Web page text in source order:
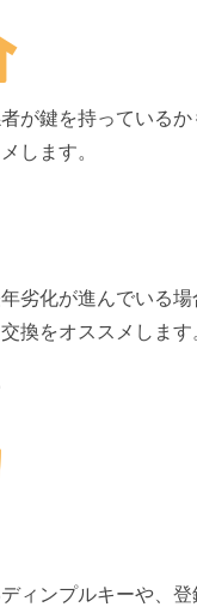
が鍵を持っている
します。
劣化が進んでいる
換をオススメします
ィンプルキーや、登